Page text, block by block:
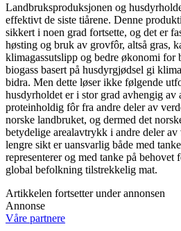
Landbruksproduksjonen og
effektivt de siste tiårene. Denne
sikkert i noen grad fortsette, og det er
høsting og bruk av grovfôr, altså gras,
klimagassutslipp og bedre økonomi for
biogass basert på husdyrgjødsel gi
bidra. Men dette løser ikke følgende
husdyrholdet er i stor grad avhengig av
proteinholdig fôr fra andre deler av
norske landbruket, og dermed det
betydelige arealavtrykk i andre deler
lengre sikt er uansvarlig både med
representerer og med tanke på behovet
global befolkning tilstrekkelig mat.
Artikkelen fortsetter under annonsen
Annonse
Våre partnere